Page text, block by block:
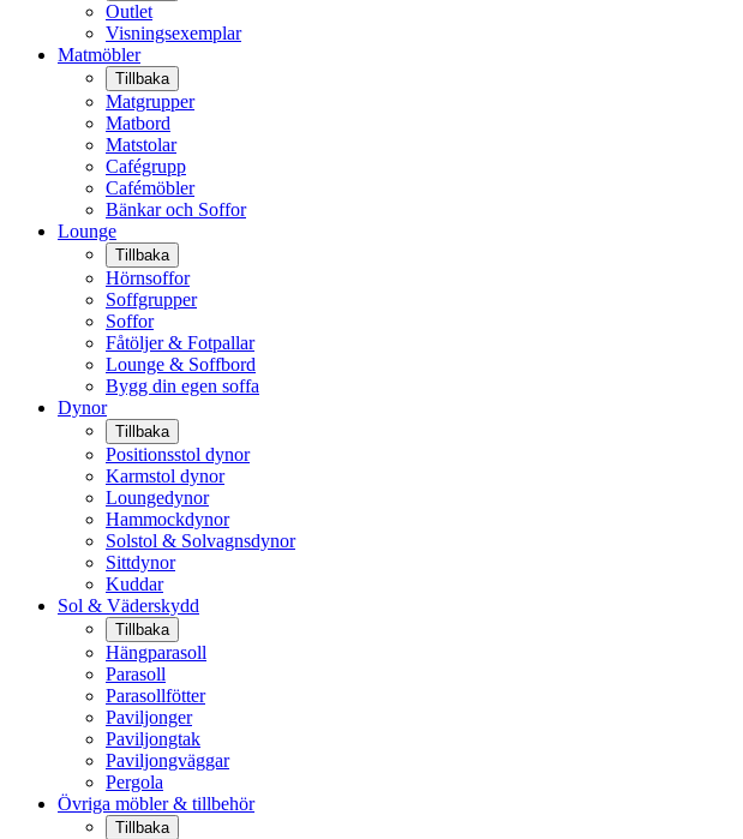
Outlet
Visningsexemplar
Matmöbler
Tillbaka
Matgrupper
Matbord
Matstolar
Cafégrupp
Cafémöbler
Bänkar och Soffor
Lounge
Tillbaka
Hörnsoffor
Soffgrupper
Soffor
Fåtöljer & Fotpallar
Lounge & Soffbord
Bygg din egen soffa
Dynor
Tillbaka
Positionsstol dynor
Karmstol dynor
Loungedynor
Hammockdynor
Solstol & Solvagnsdynor
Sittdynor
Kuddar
Sol & Väderskydd
Tillbaka
Hängparasoll
Parasoll
Parasollfötter
Paviljonger
Paviljongtak
Paviljongväggar
Pergola
Övriga möbler & tillbehör
Tillbaka